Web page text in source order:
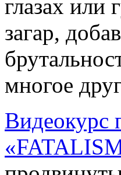
глазах или
загар,
многое
Видеокурс